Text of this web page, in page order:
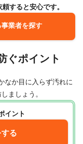
すると安心です。
業者を探す
ぐポイント
なか目に入らず汚れに
ましょう。
イント
る